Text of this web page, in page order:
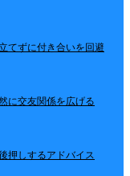
てずに付き合いを回避
に交友関係を広げる
押しするアドバイス